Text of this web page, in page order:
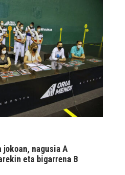
nagusia A
eta bigarrena B